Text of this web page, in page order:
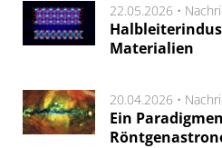
22.05.2026 •
Materialien
20.04.2026 •
Ein